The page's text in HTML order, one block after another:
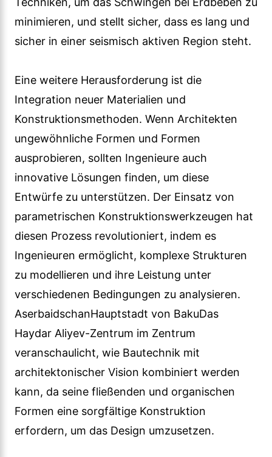
minimieren, und stellt sicher, dass es lang und
sicher in einer seismisch aktiven Region steht.
Eine weitere Herausforderung ist die
Integration neuer Materialien und
Konstruktionsmethoden. Wenn Architekten
ungewöhnliche Formen und Formen
ausprobieren, sollten Ingenieure auch
innovative Lösungen finden, um diese
Entwürfe zu unterstützen. Der Einsatz von
parametrischen Konstruktionswerkzeugen hat
diesen Prozess revolutioniert, indem es
Ingenieuren ermöglicht, komplexe Strukturen
zu modellieren und ihre Leistung unter
verschiedenen Bedingungen zu analysieren.
AserbaidschanHauptstadt von BakuDas
Haydar Aliyev-Zentrum im Zentrum
veranschaulicht, wie Bautechnik mit
architektonischer Vision kombiniert werden
kann, da seine fließenden und organischen
Formen eine sorgfältige Konstruktion
erfordern, um das Design umzusetzen.